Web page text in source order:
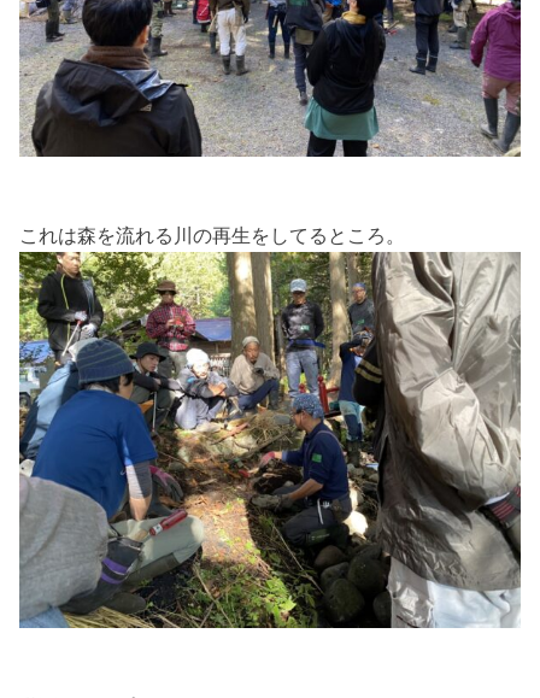
これは森を流れる川の再生をしてるところ。